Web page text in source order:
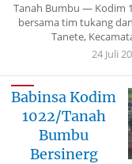
Tanah Bumbu — Kodim
bersama tim tukang
Tanete,
24 Juli
Babinsa Kodim
1022/Tanah
Bumbu
Bersinerg